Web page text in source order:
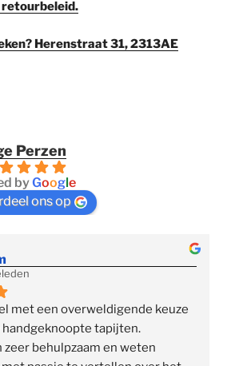
retourbeleid.
Herenstraat 31, 2313AE
Perzen
byGoogle
ons op
met een overweldigende keuze
handgeknoopte tapijten.
zeer behulpzaam en weten